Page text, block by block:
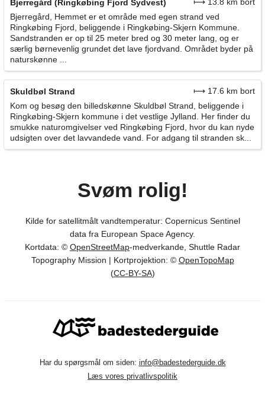
Bjerregård (Ringkøbing Fjord Sydvest)
⟼ 13.8 km bort
Bjerregård, Hemmet er et område med egen strand ved
Ringkøbing Fjord, beliggende i Ringkøbing-Skjern Kommune.
Sandstranden er op til 25 meter bred og 30 meter lang, og er
særlig børnevenlig grundet det lave fjordvand. Området byder på
naturskønne ...
Skuldbøl Strand
⟼ 17.6 km bort
Kom og besøg den billedskønne Skuldbøl Strand, beliggende i
Ringkøbing-Skjern kommune i det vestlige Jylland. Her finder du
smukke naturomgivelser ved Ringkøbing Fjord, hvor du kan nyde
udsigten over det lavvandede vand. For adgang til stranden sk...
Svøm rolig!
Kilde for satellitmålt vandtemperatur: Copernicus Sentinel
data fra European Space Agency.
Kortdata: © OpenStreetMap-medverkande, Shuttle Radar
Topography Mission | Kortprojektion: © OpenTopoMap
(CC-BY-SA)
Har du spørgsmål om siden: info@badestederguide.dk
Læs vores privatlivspolitik